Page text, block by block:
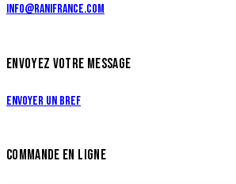
info@ranifrance.com
ENVOYEZ VOTRE MESSAGE
Envoyer un bref
COMMANDE EN LIGNE